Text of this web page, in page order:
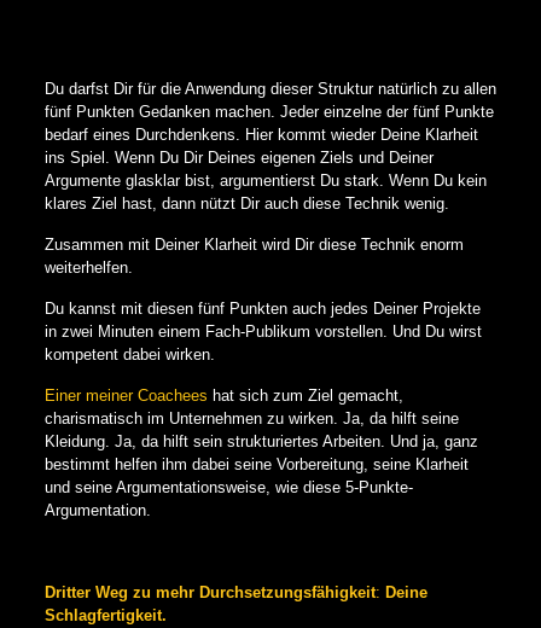
Du darfst Dir für die Anwendung dieser Struktur natürlich zu allen
fünf Punkten Gedanken machen. Jeder einzelne der fünf Punkte
bedarf eines Durchdenkens. Hier kommt wieder Deine Klarheit
ins Spiel. Wenn Du Dir Deines eigenen Ziels und Deiner
Argumente glasklar bist, argumentierst Du stark. Wenn Du kein
klares Ziel hast, dann nützt Dir auch diese Technik wenig.
Zusammen mit Deiner Klarheit wird Dir diese Technik enorm
weiterhelfen.
Du kannst mit diesen fünf Punkten auch jedes Deiner Projekte
in zwei Minuten einem Fach-Publikum vorstellen. Und Du wirst
kompetent dabei wirken.
Einer meiner Coachees hat sich zum Ziel gemacht,
charismatisch im Unternehmen zu wirken. Ja, da hilft seine
Kleidung. Ja, da hilft sein strukturiertes Arbeiten. Und ja, ganz
bestimmt helfen ihm dabei seine Vorbereitung, seine Klarheit
und seine Argumentationsweise, wie diese 5-Punkte-
Argumentation.
Dritter Weg zu mehr Durchsetzungsfähigkeit: Deine
Schlagfertigkeit.